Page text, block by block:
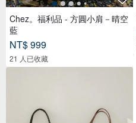
Chez。福利品 - 方圓小肩－晴空
藍
NT$ 999
21 人已收藏